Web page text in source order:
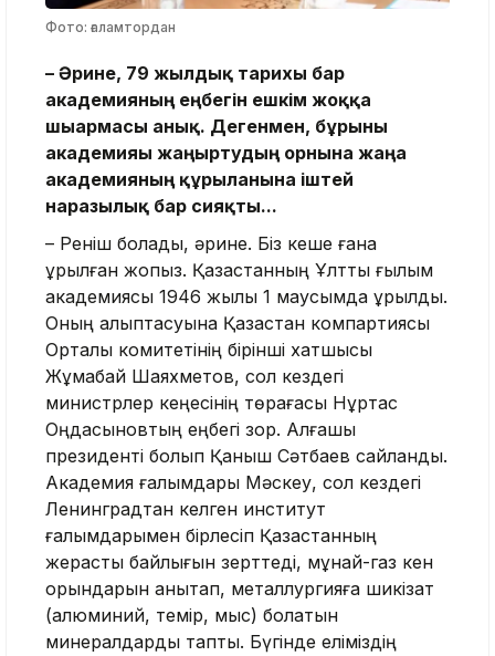
Фото: ғаламтордан
– Әрине, 79 жылдық тарихы бар
академияның еңбегін ешкім жоққа
шығармасы анық. Дегенмен, бұрынғы
академияы жаңғыртудың орнына жаңа
академияның құрылғанына іштей
наразылық бар сияқты...
– Реніш болады, әрине. Біз кеше ғана
құрылған жоқпыз. Қазақстанның Ұлттық ғылым
академиясы 1946 жылы 1 маусымда құрылды.
Оның қалыптасуына Қазақстан компартиясы
Орталық комитетінің бірінші хатшысы
Жұмабай Шаяхметов, сол кездегі
министрлер кеңесінің төрағасы Нұртас
Оңдасыновтың еңбегі зор. Алғашқы
президенті болып Қаныш Сәтбаев сайланды.
Академия ғалымдары Мәскеу, сол кездегі
Ленинградтан келген институт
ғалымдарымен бірлесіп Қазақстанның
жерасты байлығын зерттеді, мұнай-газ кен
орындарын анықтап, металлургияға шикізат
(алюминий, темір, мыс) болатын
минералдарды тапты. Бүгінде еліміздің